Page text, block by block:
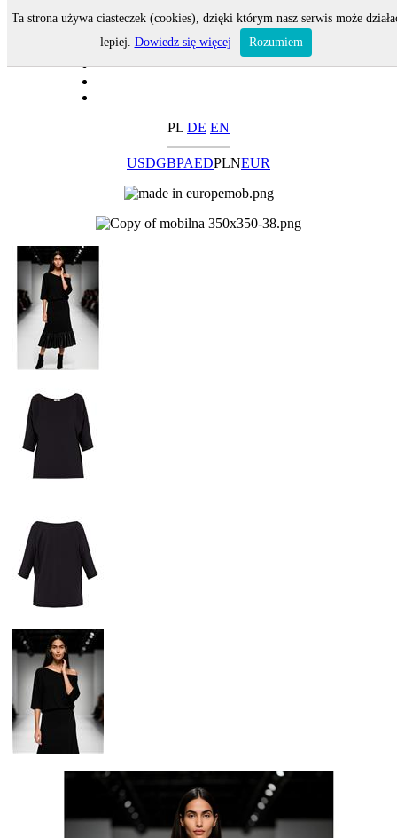
PL DE EN
USDGBPAEDPLNEUR
Ta strona używa ciasteczek (cookies), dzięki którym nasz serwis może
lepiej. Dowiedz się więcej Rozumiem